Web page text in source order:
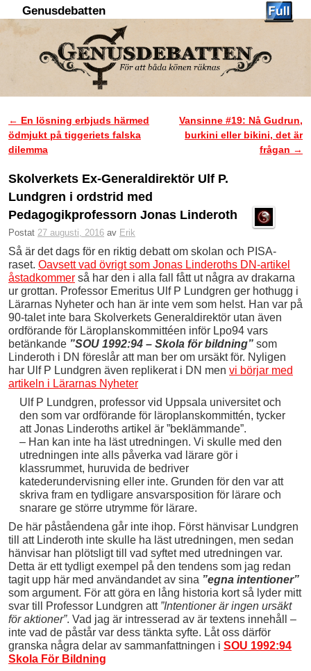
Genusdebatten
Inläggsnavigering
← En lösning erbjuds härmed
ödmjukt på tiggeriets falska
dilemma
Vansinne #19: Nå Gudrun,
burkini eller bikini, det är
frågan →
Skolverkets Ex-Generaldirektör Ulf P.
Lundgren i ordstrid med
Pedagogikprofessorn Jonas Linderoth
Postat 27 augusti, 2016 av Erik
Så är det dags för en riktig debatt om skolan och PISA-
raset. Oavsett vad övrigt som Jonas Linderoths DN-artikel
åstadkommer så har den i alla fall fått ut några av drakarna
ur grottan. Professor Emeritus Ulf P Lundgren ger hothugg i
Lärarnas Nyheter och han är inte vem som helst. Han var på
90-talet inte bara Skolverkets Generaldirektör utan även
ordförande för Läroplanskommittéen inför Lpo94 vars
betänkande ”SOU 1992:94 – Skola för bildning” som
Linderoth i DN föreslår att man ber om ursäkt för. Nyligen
har Ulf P Lundgren även replikerat i DN men vi börjar med
artikeln i Lärarnas Nyheter
Ulf P Lundgren, professor vid Uppsala universitet och
den som var ordförande för läroplanskommittén, tycker
att Jonas Linderoths artikel är ”beklämmande”.
– Han kan inte ha läst utredningen. Vi skulle med den
utredningen inte alls påverka vad lärare gör i
klassrummet, huruvida de bedriver
katederundervisning eller inte. Grunden för den var att
skriva fram en tydligare ansvarsposition för lärare och
snarare ge större utrymme för lärare.
De här påståendena går inte ihop. Först hänvisar Lundgren
till att Linderoth inte skulle ha läst utredningen, men sedan
hänvisar han plötsligt till vad syftet med utredningen var.
Detta är ett tydligt exempel på den tendens som jag redan
tagit upp här med användandet av sina ”egna intentioner”
som argument. För att göra en lång historia kort så lyder mitt
svar till Professor Lundgren att”Intentioner är ingen ursäkt
för aktioner”. Vad jag är intresserad av är textens innehåll –
inte vad de påstår var dess tänkta syfte. Låt oss därför
granska några delar av sammanfattningen i SOU 1992:94
Skola För Bildning